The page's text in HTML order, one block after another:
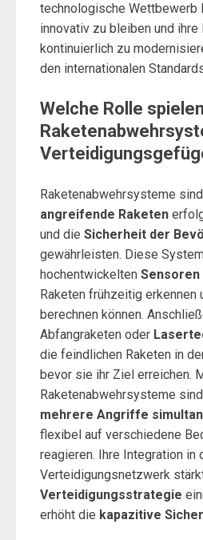
technologische Wettbewerb
innovativ zu bleiben und ihre
kontinuierlich zu
den internationalen
Welche Rolle spielen
Raketenabwehrsysteme
angreifende Raketen
und die Sicherheit der
gewährleisten. Diese
hochentwickelten Sensoren
Raketen frühzeitig erkennen
berechnen können.
Abfangraketen oder
die feindlichen Raketen in
bevor sie ihr Ziel erreichen.
Raketenabwehrsysteme
mehrere Angriffe simultan
flexibel auf verschiedene
reagieren. Ihre Integration in
Verteidigungsnetzwerk
Verteidigungsstrategie
erhöht die kapazitive